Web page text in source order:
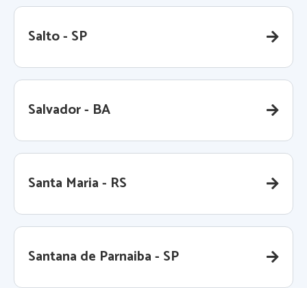
Salto - SP
Salvador - BA
Santa Maria - RS
Santana de Parnaiba - SP